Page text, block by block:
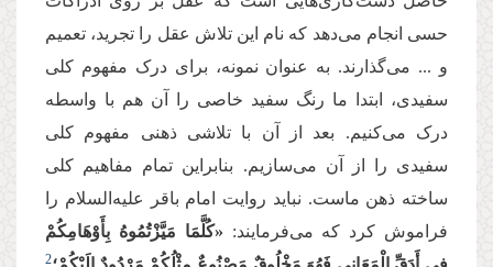
حسی انجام می‌دهد که نام این تلاش عقل را تجرید، تعمیم
و ... می‌گذارند. به عنوان نمونه، برای درک مفهوم کلی
سفیدی، ابتدا ما رنگ سفید خاصی را آن هم با واسطه
درک می‌کنیم. بعد از آن با تلاشی ذهنی مفهوم کلی
سفیدی را از آن می‌سازیم. بنابراین تمام مفاهیم کلی
ساخته ذهن ماست. نباید روایت امام باقر علیه‌السلام را
فراموش کرد که می‌فرمایند: «کُلَّمَا مَیَّزْتُمُوهُ بِأَوْهَامِکُمْ
2